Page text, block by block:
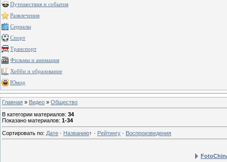
Путешествия и события
Развлечения
Сериалы
Спорт
Транспорт
Фильмы и анимация
Хобби и образование
Юмор
Главная » Видео » Общество
В категории материалов: 34
Показано материалов: 1-34
Сортировать по: Дате · Названию↑ · Рейтингу · Воспроизведения